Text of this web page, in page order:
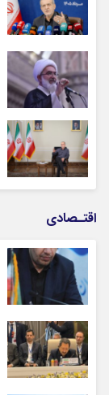
اقتـصادی